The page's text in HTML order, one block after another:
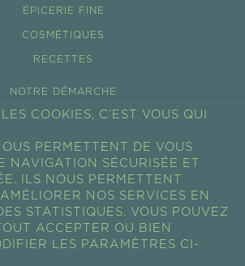
ÉPICERIE FINE
COSMÉTIQUES
RECETTES
NOTRE DÉMARCHE
ÉCO-TOURISME
NOS FILIÈRES
ACTUALITÉS
SHOW ROOM
PROFESSIONNEL
RESSOURCES
COOKIES, C’EST VOUS QUI
PERMETTENT DE VOUS
NAVIGATION SÉCURISÉE ET
ILS NOUS PERMETTENT
NOS SERVICES EN
STATISTIQUES. VOUS POUVEZ
ACCEPTER OU BIEN
LES PARAMÈTRES CI-